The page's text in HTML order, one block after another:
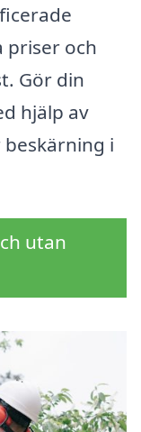
priser och
Gör din
hjälp av
i
utan